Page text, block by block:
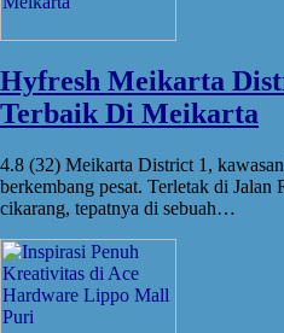
Hyfresh Meikarta
Terbaik Di Meikarta
4.8 (32) Meikarta District 1,
berkembang pesat. Terletak di
cikarang, tepatnya di sebuah…